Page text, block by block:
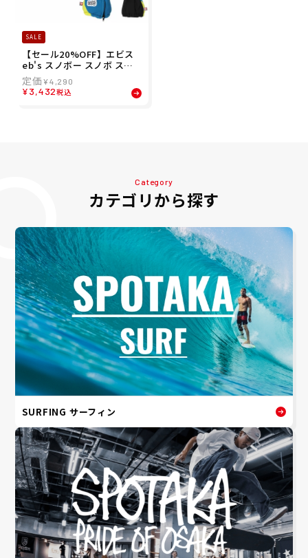
SALE
【セール20%OFF】エビス
eb's スノボー スノボ スノ
ーボード グローブ 手袋 CHI
LD MITT 4300903 ジュニア
キッズ 子ども 男の子 女の子
¥4,290
¥3,432税込
Category
カテゴリから探す
SURFING サーフィン